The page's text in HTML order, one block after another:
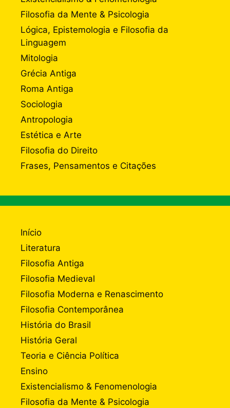
Filosofia da Mente & Psicologia
Lógica, Epistemologia e Filosofia da
Linguagem
Mitologia
Grécia Antiga
Roma Antiga
Sociologia
Antropologia
Estética e Arte
Filosofia do Direito
Frases, Pensamentos e Citações
Início
Literatura
Filosofia Antiga
Filosofia Medieval
Filosofia Moderna e Renascimento
Filosofia Contemporânea
História do Brasil
História Geral
Teoria e Ciência Política
Ensino
Existencialismo & Fenomenologia
Filosofia da Mente & Psicologia